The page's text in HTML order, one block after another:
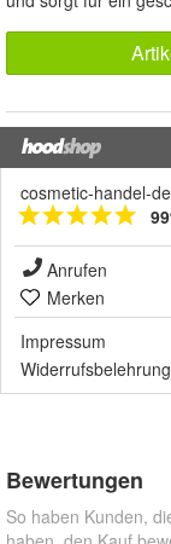
cosmetic-handel-de
Anrufen
Merken
Impressum
Widerrufsbelehrung
Bewertungen
So haben Kunden,